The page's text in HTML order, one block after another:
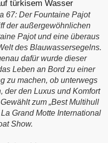
67: Der Fountaine Pajot
der außergewöhnlichen
Pajot und eine überaus
des Blauwassersegelns.
dafür wurde dieser
Leben an Bord zu einer
zu machen, ob unterwegs
der den Luxus und Komfort
zum „Best Multihull
Grand Motte International
Show.